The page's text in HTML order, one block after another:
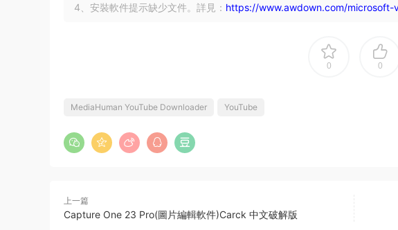
4、安裝軟件提示缺少文件。詳見： https://www.awdown.com/microsoft-
0 0
MediaHuman YouTube Downloader YouTube
上一篇
Capture One 23 Pro(圖片編輯軟件)Carck 中文破解版